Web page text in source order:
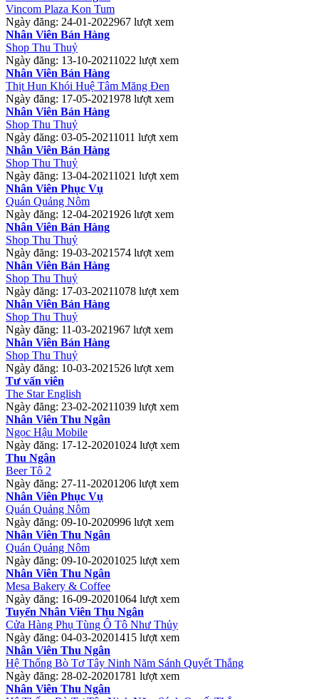
Vincom Plaza Kon Tum
Ngày đăng: 24-01-2022967 lượt xem
Nhân Viên Bán Hàng
Shop Thu Thuỷ
Ngày đăng: 13-10-20211022 lượt xem
Nhân Viên Bán Hàng
Thịt Hun Khói Huệ Tâm Măng Đen
Ngày đăng: 17-05-2021978 lượt xem
Nhân Viên Bán Hàng
Shop Thu Thuỷ
Ngày đăng: 03-05-20211011 lượt xem
Nhân Viên Bán Hàng
Shop Thu Thuỷ
Ngày đăng: 13-04-20211021 lượt xem
Nhân Viên Phục Vụ
Quán Quảng Nôm
Ngày đăng: 12-04-2021926 lượt xem
Nhân Viên Bán Hàng
Shop Thu Thuỷ
Ngày đăng: 19-03-2021 574 lượt xem
Nhân Viên Bán Hàng
Shop Thu Thuỷ
Ngày đăng: 17-03-20211078 lượt xem
Nhân Viên Bán Hàng
Shop Thu Thuỷ
Ngày đăng: 11-03-2021967 lượt xem
Nhân Viên Bán Hàng
Shop Thu Thuỷ
Ngày đăng: 10-03-2021 526 lượt xem
Tư vấn viên
The Star English
Ngày đăng: 23-02-20211039 lượt xem
Nhân Viên Thu Ngân
Ngọc Hậu Mobile
Ngày đăng: 17-12-20201024 lượt xem
Thu Ngân
Beer Tô 2
Ngày đăng: 27-11-20201206 lượt xem
Nhân Viên Phục Vụ
Quán Quảng Nôm
Ngày đăng: 09-10-2020996 lượt xem
Nhân Viên Thu Ngân
Quán Quảng Nôm
Ngày đăng: 09-10-20201025 lượt xem
Nhân Viên Thu Ngân
Mesa Bakery & Coffee
Ngày đăng: 16-09-20201064 lượt xem
Tuyển Nhân Viên Thu Ngân
Cửa Hàng Phụ Tùng Ô Tô Như Thủy
Ngày đăng: 04-03-20201415 lượt xem
Nhân Viên Thu Ngân
Hệ Thống Bò Tơ Tây Ninh Năm Sánh Quyết Thắng
Ngày đăng: 28-02-20201781 lượt xem
Nhân Viên Thu Ngân